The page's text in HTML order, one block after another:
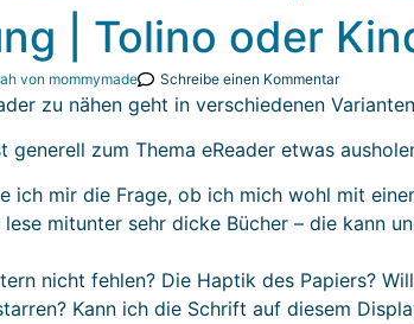
| Tolino oder
von mommymade Schreibe einen Kommentar
zu nähen geht in verschiedenen
generell zum Thema eReader etwas
ich mir die Frage, ob ich mich wohl mit
lese mitunter sehr dicke Bücher – die kann
nicht fehlen? Die Haptik des Papiers?
Kann ich die Schrift auf diesem